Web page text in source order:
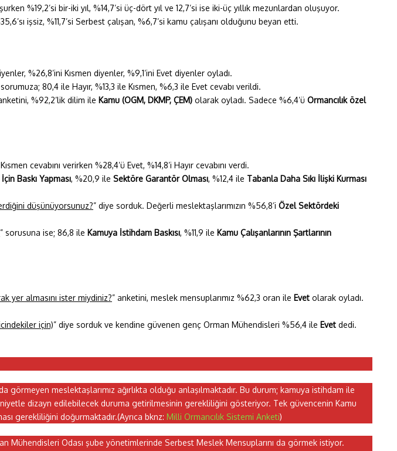
%19,2’si bir-iki yıl, %14,7’si üç-dört yıl ve 12,7’si ise iki-üç yıllık mezunlardan oluşuyor.
işsiz, %11,7’si Serbest çalışan, %6,7’si kamu çalışanı olduğunu beyan etti.
%26,8’ini Kısmen diyenler, %9,1’ini Evet diyenler oyladı.
sorumuza; 80,4 ile Hayır, %13,3 ile Kısmen, %6,3 ile Evet cevabı verildi.
%92,2’lik dilim ile Kamu (OGM, DKMP, ÇEM) olarak oyladı. Sadece %6,4’ü Ormancılık özel
cevabını verirken %28,4’ü Evet, %14,8’i Hayır cevabını verdi.
Baskı Yapması, %20,9 ile Sektöre Garantör Olması, %12,4 ile Tabanla Daha Sıkı İlişki Kurması
düşünüyorsunuz?” diye sorduk. Değerli meslektaşlarımızın %56,8’i Özel Sektördeki
” sorusuna ise; 86,8 ile Kamuya İstihdam Baskısı, %11,9 ile Kamu Çalışanlarının Şartlarının
yer almasını ister miydiniz?” anketini, meslek mensuplarımız %62,3 oran ile Evet olarak oyladı.
için)” diye sorduk ve kendine güvenen genç Orman Mühendisleri %56,4 ile Evet dedi.
meslektaşlarımız ağırlıkta olduğu anlaşılmaktadır. Bu durum; kamuya istihdam ile
dizayn edilebilecek duruma getirilmesinin gerekliliğini gösteriyor. Tek güvencenin Kamu
gerekliliğini doğurmaktadır.(Ayrıca bknz: Milli Ormancılık Sistemi Anketi)
Odası şube yönetimlerinde Serbest Meslek Mensuplarını da görmek istiyor.